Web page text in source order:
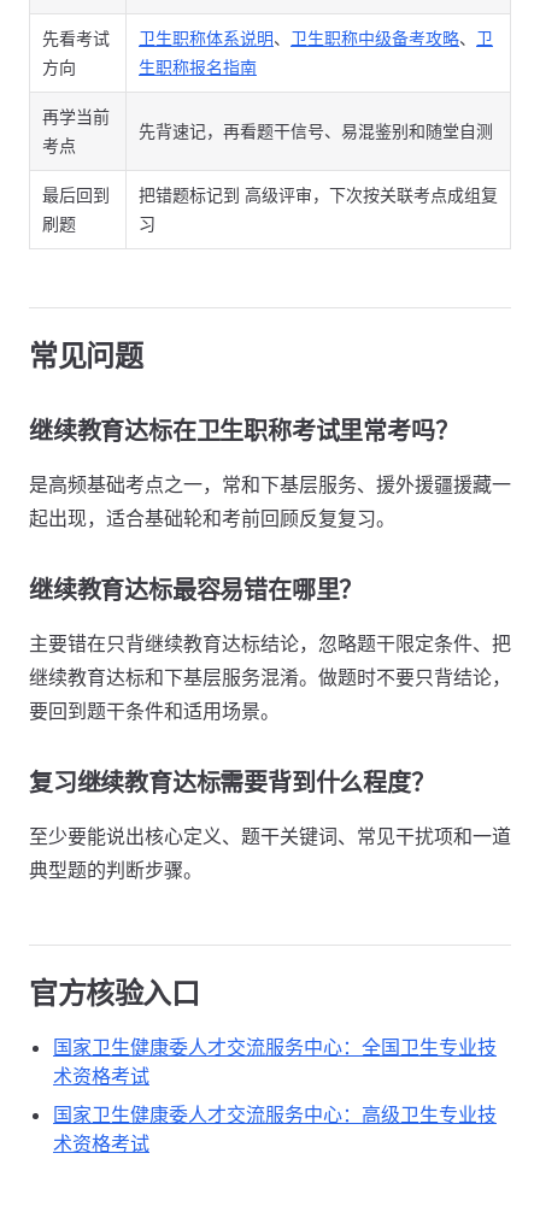
先看考试
方向
卫生职称体系说明、 卫生职称中级备考攻略、 卫
生职称报名指南
再学当前
考点
先背速记，再看题干信号、易混鉴别和随堂自测
最后回到
刷题
把错题标记到 高级评审，下次按关联考点成组复
习
常见问题
继续教育达标在卫生职称考试里常考吗？
是高频基础考点之一，常和下基层服务、援外援疆援藏一
起出现，适合基础轮和考前回顾反复复习。
继续教育达标最容易错在哪里？
主要错在只背继续教育达标结论，忽略题干限定条件、把
继续教育达标和下基层服务混淆。做题时不要只背结论，
要回到题干条件和适用场景。
复习继续教育达标需要背到什么程度？
至少要能说出核心定义、题干关键词、常见干扰项和一道
典型题的判断步骤。
官方核验入口
国家卫生健康委人才交流服务中心：全国卫生专业技
术资格考试
国家卫生健康委人才交流服务中心：高级卫生专业技
术资格考试